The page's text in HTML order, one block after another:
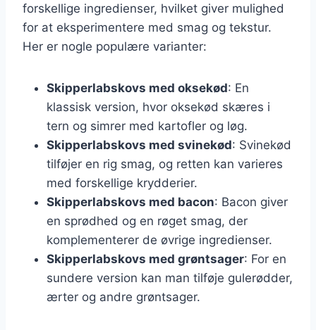
forskellige ingredienser, hvilket giver mulighed
for at eksperimentere med smag og tekstur.
Her er nogle populære varianter:
Skipperlabskovs med oksekød: En
klassisk version, hvor oksekød skæres i
tern og simrer med kartofler og løg.
Skipperlabskovs med svinekød: Svinekød
tilføjer en rig smag, og retten kan varieres
med forskellige krydderier.
Skipperlabskovs med bacon: Bacon giver
en sprødhed og en røget smag, der
komplementerer de øvrige ingredienser.
Skipperlabskovs med grøntsager: For en
sundere version kan man tilføje gulerødder,
ærter og andre grøntsager.